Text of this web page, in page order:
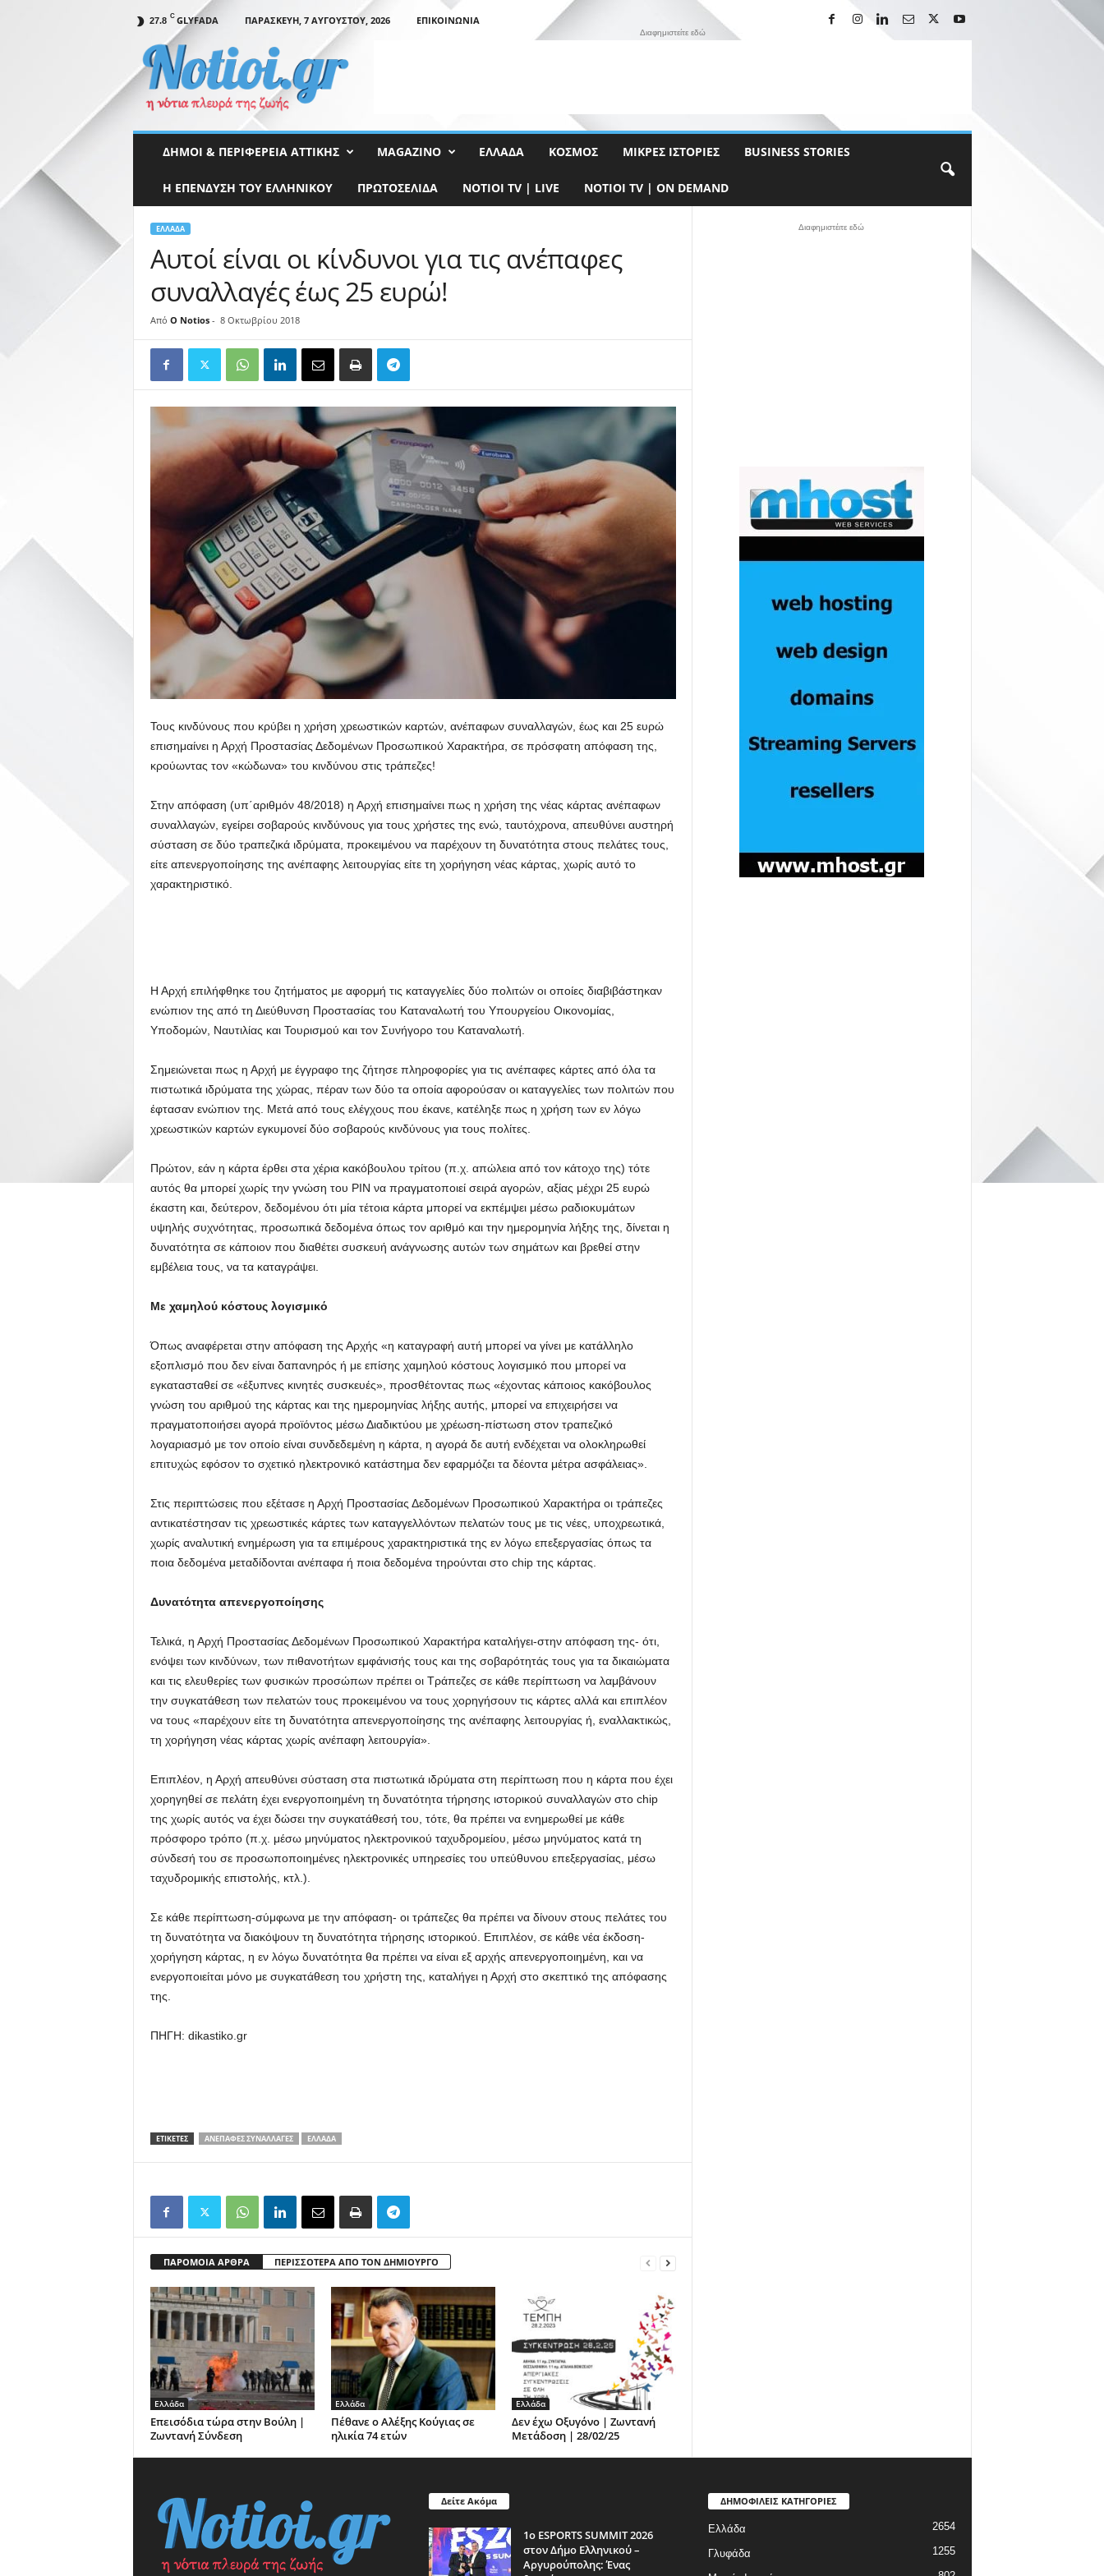
27.8 C GLYFADA ΠΑΡΑΣΚΕΥΉ, 7 ΑΥΓΟΎΣΤΟΥ, 2026
ΕΠΙΚΟΙΝΩΝΊΑ
t
Διαφημιστείτε εδώ
ΔΉΜΟΙ & ΠΕΡΙΦΈΡΕΙΑ ΑΤΤΙΚΉΣ MAGAZINO ΕΛΛΆΔΑ ΚΌΣΜΟΣ ΜΙΚΡΈΣ ΙΣΤΟΡΊΕΣ BUSINESS STORIES
Η ΕΠΕΝΔΥΣΗ ΤΟΥ ΕΛΛΗΝΙΚΟΥ ΠΡΩΤΟΣΈΛΙΔΑ NOTIOI TV | LIVE NOTIOI TV | ON DEMAND
ΕΛΛΆΔΑ
Αυτοί είναι οι κίνδυνοι για τις ανέπαφες
συναλλαγές έως 25 ευρώ!
Από O Notios- 8 Οκτωβρίου 2018
Τους κινδύνους που κρύβει η χρήση χρεωστικών καρτών, ανέπαφων συναλλαγών, έως και 25 ευρώ
επισημαίνει η Αρχή Προστασίας Δεδομένων Προσωπικού Χαρακτήρα, σε πρόσφατη απόφαση της,
κρούωντας τον «κώδωνα» του κινδύνου στις τράπεζες!
Στην απόφαση (υπ΄αριθμόν 48/2018) η Αρχή επισημαίνει πως η χρήση της νέας κάρτας ανέπαφων
συναλλαγών, εγείρει σοβαρούς κινδύνους για τους χρήστες της ενώ, ταυτόχρονα, απευθύνει αυστηρή
σύσταση σε δύο τραπεζικά ιδρύματα, προκειμένου να παρέχουν τη δυνατότητα στους πελάτες τους,
είτε απενεργοποίησης της ανέπαφης λειτουργίας είτε τη χορήγηση νέας κάρτας, χωρίς αυτό το
χαρακτηριστικό.
Η Αρχή επιλήφθηκε του ζητήματος με αφορμή τις καταγγελίες δύο πολιτών οι οποίες διαβιβάστηκαν
ενώπιον της από τη Διεύθυνση Προστασίας του Καταναλωτή του Υπουργείου Οικονομίας,
Υποδομών, Ναυτιλίας και Τουρισμού και τον Συνήγορο του Καταναλωτή.
Σημειώνεται πως η Αρχή με έγγραφο της ζήτησε πληροφορίες για τις ανέπαφες κάρτες από όλα τα
πιστωτικά ιδρύματα της χώρας, πέραν των δύο τα οποία αφορούσαν οι καταγγελίες των πολιτών που
έφτασαν ενώπιον της. Μετά από τους ελέγχους που έκανε, κατέληξε πως η χρήση των εν λόγω
χρεωστικών καρτών εγκυμονεί δύο σοβαρούς κινδύνους για τους πολίτες.
Πρώτον, εάν η κάρτα έρθει στα χέρια κακόβουλου τρίτου (π.χ. απώλεια από τον κάτοχο της) τότε
αυτός θα μπορεί χωρίς την γνώση του PIN να πραγματοποιεί σειρά αγορών, αξίας μέχρι 25 ευρώ
έκαστη και, δεύτερον, δεδομένου ότι μία τέτοια κάρτα μπορεί να εκπέμψει μέσω ραδιοκυμάτων
υψηλής συχνότητας, προσωπικά δεδομένα όπως τον αριθμό και την ημερομηνία λήξης της, δίνεται η
δυνατότητα σε κάποιον που διαθέτει συσκευή ανάγνωσης αυτών των σημάτων και βρεθεί στην
εμβέλεια τους, να τα καταγράψει.
Με χαμηλού κόστους λογισμικό
Όπως αναφέρεται στην απόφαση της Αρχής «η καταγραφή αυτή μπορεί να γίνει με κατάλληλο
εξοπλισμό που δεν είναι δαπανηρός ή με επίσης χαμηλού κόστους λογισμικό που μπορεί να
εγκατασταθεί σε «έξυπνες κινητές συσκευές», προσθέτοντας πως «έχοντας κάποιος κακόβουλος
γνώση του αριθμού της κάρτας και της ημερομηνίας λήξης αυτής, μπορεί να επιχειρήσει να
πραγματοποιήσει αγορά προϊόντος μέσω Διαδικτύου με χρέωση-πίστωση στον τραπεζικό
λογαριασμό με τον οποίο είναι συνδεδεμένη η κάρτα, η αγορά δε αυτή ενδέχεται να ολοκληρωθεί
επιτυχώς εφόσον το σχετικό ηλεκτρονικό κατάστημα δεν εφαρμόζει τα δέοντα μέτρα ασφάλειας».
Στις περιπτώσεις που εξέτασε η Αρχή Προστασίας Δεδομένων Προσωπικού Χαρακτήρα οι τράπεζες
αντικατέστησαν τις χρεωστικές κάρτες των καταγγελλόντων πελατών τους με τις νέες, υποχρεωτικά,
χωρίς αναλυτική ενημέρωση για τα επιμέρους χαρακτηριστικά της εν λόγω επεξεργασίας όπως τα
ποια δεδομένα μεταδίδονται ανέπαφα ή ποια δεδομένα τηρούνται στο chip της κάρτας.
Δυνατότητα απενεργοποίησης
Τελικά, η Αρχή Προστασίας Δεδομένων Προσωπικού Χαρακτήρα καταλήγει-στην απόφαση της- ότι,
ενόψει των κινδύνων, των πιθανοτήτων εμφάνισής τους και της σοβαρότητάς τους για τα δικαιώματα
και τις ελευθερίες των φυσικών προσώπων πρέπει οι Τράπεζες σε κάθε περίπτωση να λαμβάνουν
την συγκατάθεση των πελατών τους προκειμένου να τους χορηγήσουν τις κάρτες αλλά και επιπλέον
να τους «παρέχουν είτε τη δυνατότητα απενεργοποίησης της ανέπαφης λειτουργίας ή, εναλλακτικώς,
τη χορήγηση νέας κάρτας χωρίς ανέπαφη λειτουργία».
Επιπλέον, η Αρχή απευθύνει σύσταση στα πιστωτικά ιδρύματα στη περίπτωση που η κάρτα που έχει
χορηγηθεί σε πελάτη έχει ενεργοποιημένη τη δυνατότητα τήρησης ιστορικού συναλλαγών στο chip
της χωρίς αυτός να έχει δώσει την συγκατάθεσή του, τότε, θα πρέπει να ενημερωθεί με κάθε
πρόσφορο τρόπο (π.χ. μέσω μηνύματος ηλεκτρονικού ταχυδρομείου, μέσω μηνύματος κατά τη
σύνδεσή του σε προσωποποιημένες ηλεκτρονικές υπηρεσίες του υπεύθυνου επεξεργασίας, μέσω
ταχυδρομικής επιστολής, κτλ.).
Σε κάθε περίπτωση-σύμφωνα με την απόφαση- οι τράπεζες θα πρέπει να δίνουν στους πελάτες του
τη δυνατότητα να διακόψουν τη δυνατότητα τήρησης ιστορικού. Επιπλέον, σε κάθε νέα έκδοση-
χορήγηση κάρτας, η εν λόγω δυνατότητα θα πρέπει να είναι εξ αρχής απενεργοποιημένη, και να
ενεργοποιείται μόνο με συγκατάθεση του χρήστη της, καταλήγει η Αρχή στο σκεπτικό της απόφασης
της.
ΠΗΓΗ: dikastiko.gr
ΕΤΙΚΕΤΕΣ ΑΝΈΠΑΦΕΣ ΣΥΝΑΛΛΑΓΈΣ ΕΛΛΆΔΑ
ΠΑΡΟΜΟΙΑ ΑΡΘΡΑ ΠΕΡΙΣΣΟΤΕΡΑ ΑΠΟ ΤΟΝ ΔΗΜΙΟΥΡΓΟ
Ελλάδα
Επεισόδια τώρα στην Βούλη |
Ζωντανή Σύνδεση
Ελλάδα
Πέθανε ο Αλέξης Κούγιας σε
ηλικία 74 ετών
Ελλάδα
Δεν έχω Οξυγόνο | Ζωντανή
Μετάδοση | 28/02/25
Διαφημιστέιτε εδώ
Δείτε Ακόμα
1ο ESPORTS SUMMIT 2026
στον Δήμο Ελληνικού –
Αργυρούπολης: Ένας
ΔΗΜΟΦΙΛΕΙΣ ΚΑΤΗΓΟΡΙΕΣ
Ελλάδα 2654
Γλυφάδα 1255